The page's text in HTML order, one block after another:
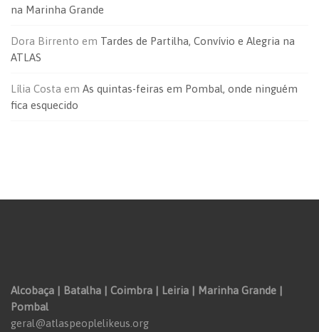
na Marinha Grande
Dora Birrento em Tardes de Partilha, Convívio e Alegria na
ATLAS
Lília Costa em As quintas-feiras em Pombal, onde ninguém
fica esquecido
Alcobaça | Batalha | Coimbra | Leiria | Marinha Grande |
Pombal
geral@atlaspeoplelikeus.org